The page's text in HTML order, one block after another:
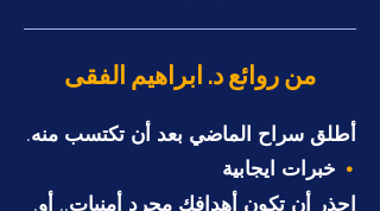
من روائع د. ابراهيم الفقى
.أطلق سراح الماضي بعد أن تكتسب منه
•
.احذر أن تكون أهدافك مجرد أمنيات.. أو